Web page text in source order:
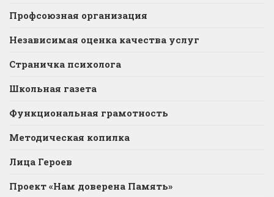
Профсоюзная организация
Независимая оценка качества услуг
Страничка психолога
Школьная газета
Функциональная грамотность
Методическая копилка
Лица Героев
Проект «Нам доверена Память»